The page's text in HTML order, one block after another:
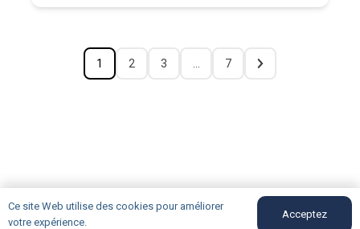
1 2 3 7
Ce site Web utilise des cookies pour améliorer
votre expérience.
Acceptez